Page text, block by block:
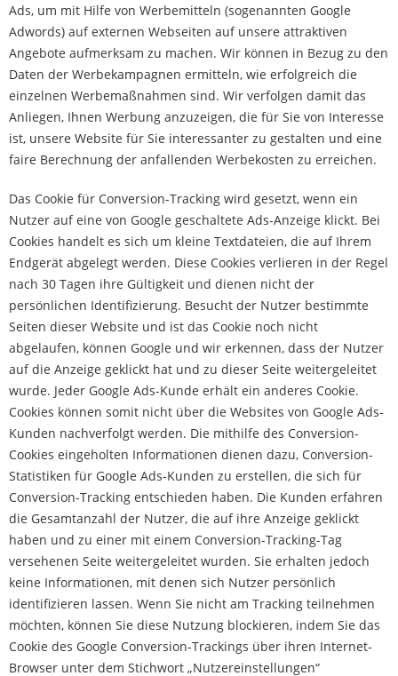
Ads, um mit Hilfe von Werbemitteln (sogenannten Google
Adwords) auf externen Webseiten auf unsere attraktiven
Angebote aufmerksam zu machen. Wir können in Bezug zu den
Daten der Werbekampagnen ermitteln, wie erfolgreich die
einzelnen Werbemaßnahmen sind. Wir verfolgen damit das
Anliegen, Ihnen Werbung anzuzeigen, die für Sie von Interesse
ist, unsere Website für Sie interessanter zu gestalten und eine
faire Berechnung der anfallenden Werbekosten zu erreichen.
Das Cookie für Conversion-Tracking wird gesetzt, wenn ein
Nutzer auf eine von Google geschaltete Ads-Anzeige klickt. Bei
Cookies handelt es sich um kleine Textdateien, die auf Ihrem
Endgerät abgelegt werden. Diese Cookies verlieren in der Regel
nach 30 Tagen ihre Gültigkeit und dienen nicht der
persönlichen Identifizierung. Besucht der Nutzer bestimmte
Seiten dieser Website und ist das Cookie noch nicht
abgelaufen, können Google und wir erkennen, dass der Nutzer
auf die Anzeige geklickt hat und zu dieser Seite weitergeleitet
wurde. Jeder Google Ads-Kunde erhält ein anderes Cookie.
Cookies können somit nicht über die Websites von Google Ads-
Kunden nachverfolgt werden. Die mithilfe des Conversion-
Cookies eingeholten Informationen dienen dazu, Conversion-
Statistiken für Google Ads-Kunden zu erstellen, die sich für
Conversion-Tracking entschieden haben. Die Kunden erfahren
die Gesamtanzahl der Nutzer, die auf ihre Anzeige geklickt
haben und zu einer mit einem Conversion-Tracking-Tag
versehenen Seite weitergeleitet wurden. Sie erhalten jedoch
keine Informationen, mit denen sich Nutzer persönlich
identifizieren lassen. Wenn Sie nicht am Tracking teilnehmen
möchten, können Sie diese Nutzung blockieren, indem Sie das
Cookie des Google Conversion-Trackings über ihren Internet-
Browser unter dem Stichwort „Nutzereinstellungen“